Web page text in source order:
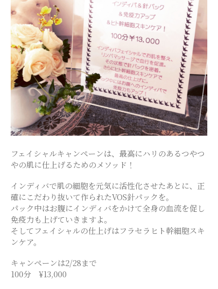
ス
テ
サ
ロ
ン
｜
SAYU
CHIGASAKI
SALON
フェイシャルキャンペーンは、最高にハリのあるつやつ
やの肌に仕上げるためのメソッド！
インディバで肌の細胞を元気に活性化させたあとに、正
確にこだわり抜いて作られたVOS針パックを。
パック中はお腹にインディバをかけて全身の血流を促し
免疫力も上げていきますよ。
そしてフェイシャルの仕上げはフラセラヒト幹細胞スキ
ンケア。
キャンペーンは2/28まで
100分 ¥13,000